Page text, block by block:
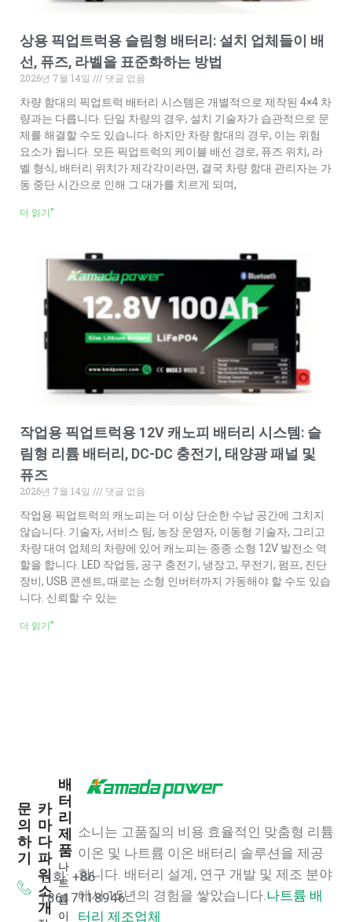
상용 픽업트럭용 슬림형 배터리: 설치 업체들이 배
선, 퓨즈, 라벨을 표준화하는 방법
2026년 7월 14일
댓글 없음
차량 함대의 픽업트럭 배터리 시스템은 개별적으로 제작된 4×4 차
량과는 다릅니다. 단일 차량의 경우, 설치 기술자가 습관적으로 문
제를 해결할 수도 있습니다. 하지만 차량 함대의 경우, 이는 위험
요소가 됩니다. 모든 픽업트럭의 케이블 배선 경로, 퓨즈 위치, 라
벨 형식, 배터리 위치가 제각각이라면, 결국 차량 함대 관리자는 가
동 중단 시간으로 인해 그 대가를 치르게 되며,
더 읽기"
작업용 픽업트럭용 12V 캐노피 배터리 시스템: 슬
림형 리튬 배터리, DC-DC 충전기, 태양광 패널 및
퓨즈
2026년 7월 14일
댓글 없음
작업용 픽업트럭의 캐노피는 더 이상 단순한 수납 공간에 그치지
않습니다. 기술자, 서비스 팀, 농장 운영자, 이동형 기술자, 그리고
차량 대여 업체의 차량에 있어 캐노피는 종종 소형 12V 발전소 역
할을 합니다. LED 작업등, 공구 충전기, 냉장고, 무전기, 펌프, 진단
장비, USB 콘센트, 때로는 소형 인버터까지 가동해야 할 수도 있습
니다. 신뢰할 수 있는
더 읽기"
소니는 고품질의 비용 효율적인 맞춤형 리튬
이온 및 나트륨 이온 배터리 솔루션을 제공
합니다. 배터리 설계, 연구 개발 및 제조 분야
에서 15년의 경험을 쌓았습니다. 나트륨 배
터리 제조업체
배
터
리
제
품
나
트
륨
이
카
마
다
파
워
소
개
문
의
하
기
전화: +86
18617118946